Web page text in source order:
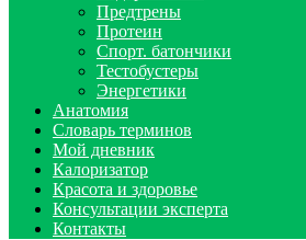
Предтрены
Протеин
Спорт. батончики
Тестобустеры
Энергетики
Анатомия
Словарь терминов
Мой дневник
Калоризатор
Красота и здоровье
Консультации эксперта
Контакты